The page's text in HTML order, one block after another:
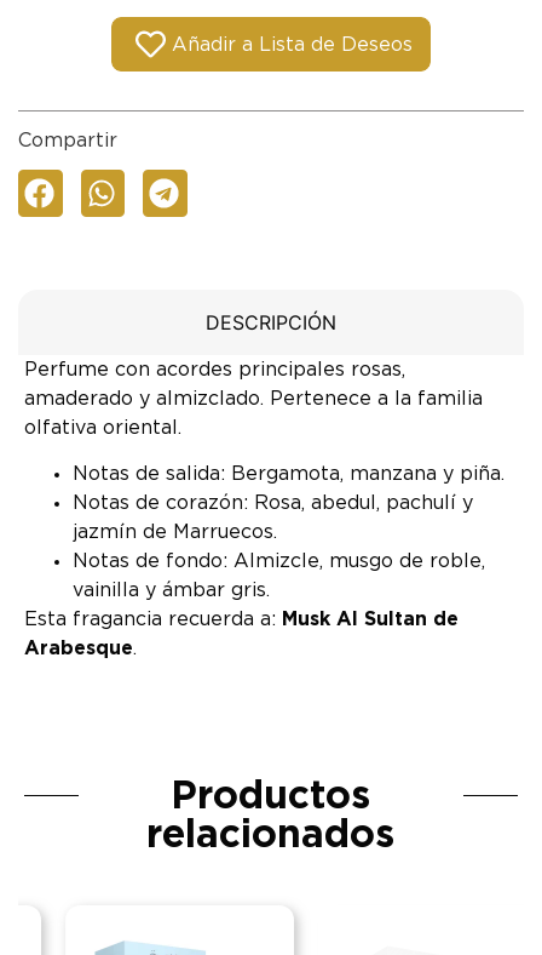
Añadir a Lista de Deseos
Compartir
DESCRIPCIÓN
Perfume con acordes principales rosas,
amaderado y almizclado. Pertenece a la familia
olfativa oriental.
Notas de salida: Bergamota, manzana y piña.
Notas de corazón: Rosa, abedul, pachulí y
jazmín de Marruecos.
Notas de fondo: Almizcle, musgo de roble,
vainilla y ámbar gris.
Esta fragancia recuerda a: Musk Al Sultan de
Arabesque.
Productos
relacionados